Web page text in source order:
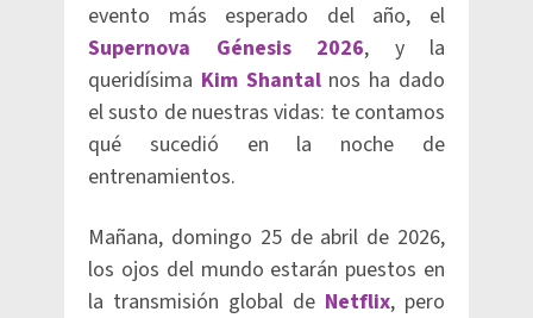
evento más esperado del año, el
Supernova Génesis 2026, y la
queridísima Kim Shantalnos ha dado
el susto de nuestras vidas: te contamos
qué sucedió en la noche de
entrenamientos.
Mañana, domingo 25 de abril de 2026,
los ojos del mundo estarán puestos en
la transmisión global de Netflix, pero